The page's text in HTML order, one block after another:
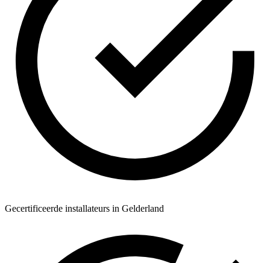
Gecertificeerde installateurs in Gelderland